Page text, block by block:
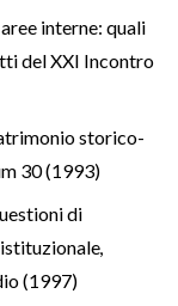
interne: quali
del XXI Incontro
storico-
30 (1993)
di
,
(1997)